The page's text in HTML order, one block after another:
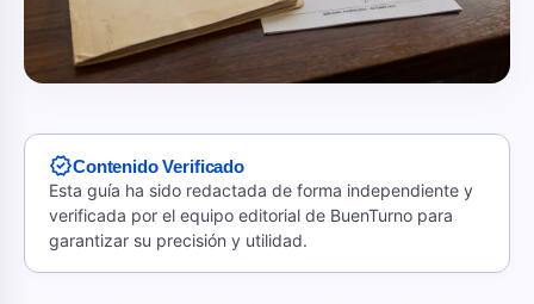
verifiedContenido Verificado
Esta guía ha sido redactada de forma independiente y
verificada por el equipo editorial de BuenTurno para
garantizar su precisión y utilidad.